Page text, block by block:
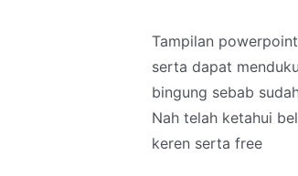
Tampilan
serta dapat
bingung sebab
Nah telah ketahui
keren serta free